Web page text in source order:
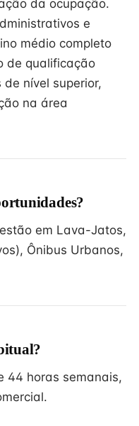
da ocupação.
e
médio completo
de qualificação
nível superior,
na área
em Lava-Jatos,
Ônibus Urbanos,
44 horas semanais,